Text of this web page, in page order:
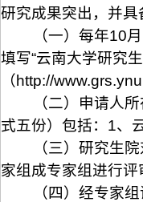
研究成果突出，并
（一）每年10月
填写“云南大学研究
（ http://
（二）申请人
式五份）包括： 1、
（三）研究生
家组成专家组进行评
（四）经专家